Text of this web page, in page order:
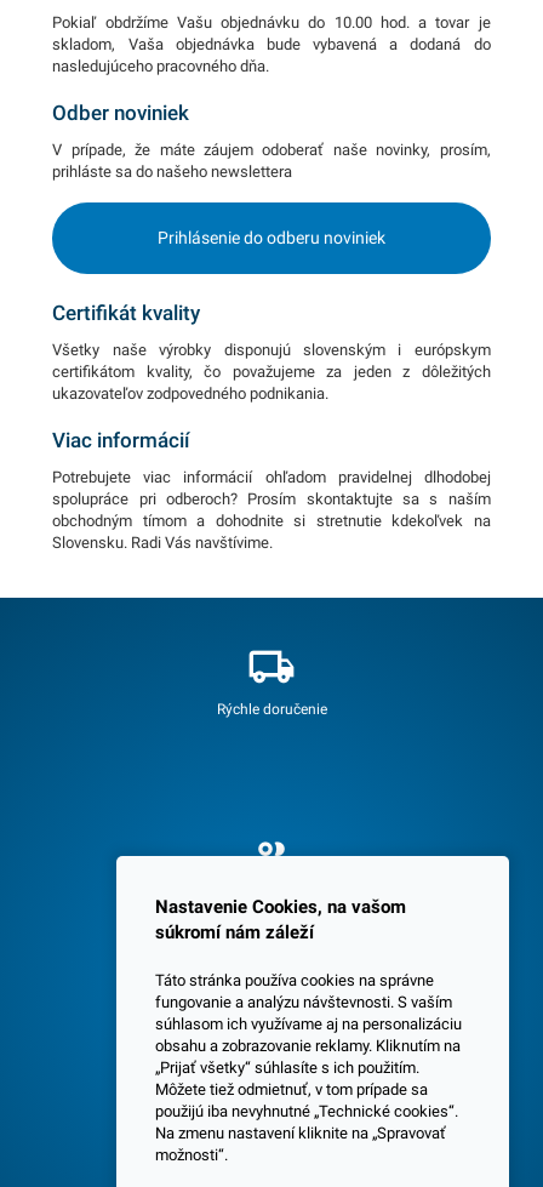
Pokiaľ obdržíme Vašu objednávku do 10.00 hod. a tovar je
skladom, Vaša objednávka bude vybavená a dodaná do
nasledujúceho pracovného dňa.
Odber noviniek
V prípade, že máte záujem odoberať naše novinky, prosím,
prihláste sa do našeho newslettera
Prihlásenie do odberu noviniek
Certifikát kvality
Všetky naše výrobky disponujú slovenským i európskym
certifikátom kvality, čo považujeme za jeden z dôležitých
ukazovateľov zodpovedného podnikania.
Viac informácií
Potrebujete viac informácií ohľadom pravidelnej dlhodobej
spolupráce pri odberoch? Prosím skontaktujte sa s naším
obchodným tímom a dohodnite si stretnutie kdekoľvek na
Slovensku. Radi Vás navštívime.
Rýchle doručenie
Spokojných 3600 zákazníkov
Centrála a predajňa v Senci
Nastavenie Cookies, na vašom
súkromí nám záleží
Táto stránka používa cookies na správne
fungovanie a analýzu návštevnosti. S vaším
súhlasom ich využívame aj na personalizáciu
obsahu a zobrazovanie reklamy. Kliknutím na
„Prijať všetky“ súhlasíte s ich použitím.
Môžete tiež odmietnuť, v tom prípade sa
použijú iba nevyhnutné „Technické cookies“.
Na zmenu nastavení kliknite na „Spravovať
možnosti“.